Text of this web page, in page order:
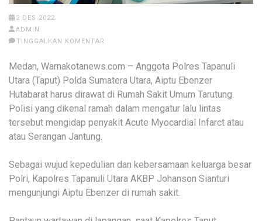
2 DES 2022
ADMIN
TINGGALKAN KOMENTAR
Medan, Warnakotanews.com – Anggota Polres Tapanuli
Utara (Taput) Polda Sumatera Utara, Aiptu Ebenzer
Hutabarat harus dirawat di Rumah Sakit Umum Tarutung.
Polisi yang dikenal ramah dalam mengatur lalu lintas
tersebut mengidap penyakit Acute Myocardial Infarct atau
atau Serangan Jantung.
Sebagai wujud kepedulian dan kebersamaan keluarga besar
Polri, Kapolres Tapanuli Utara AKBP Johanson Sianturi
mengunjungi Aiptu Ebenzer di rumah sakit.